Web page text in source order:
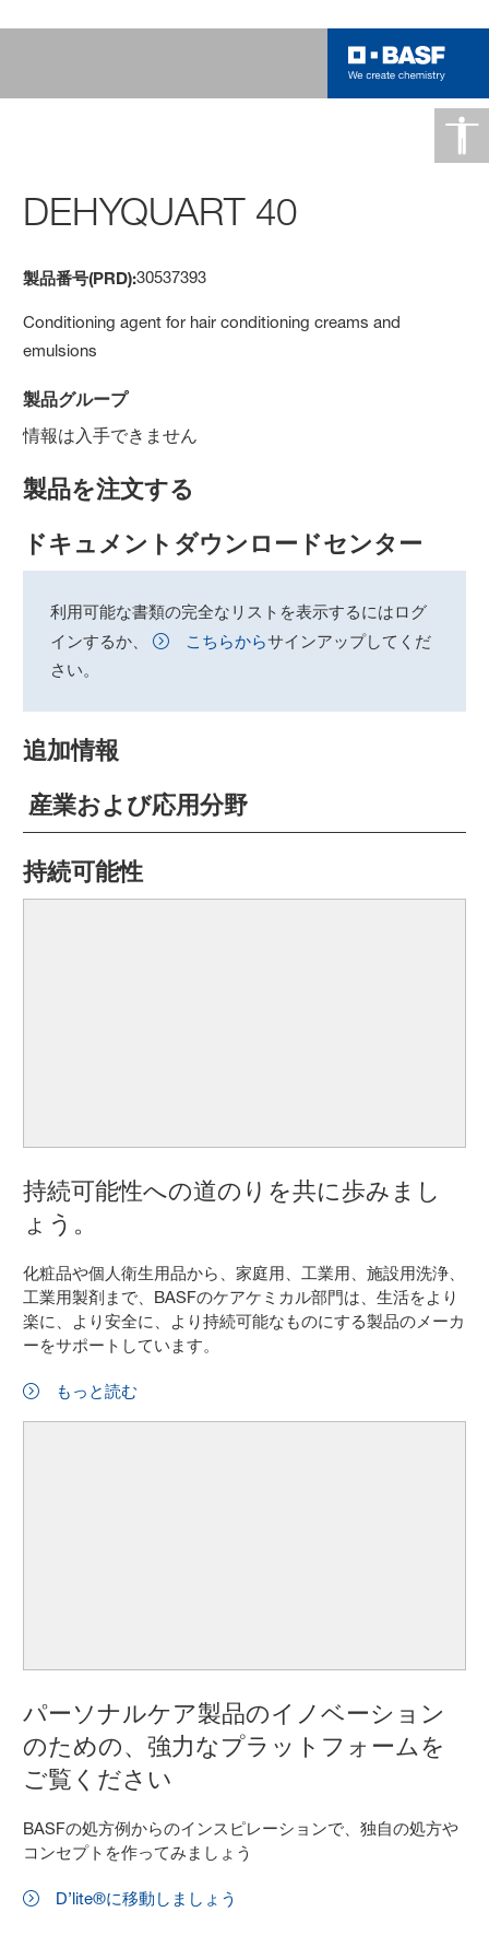
DEHYQUART 40
製品番号(PRD):30537393
Conditioning agent for hair conditioning creams and
emulsions
製品グループ
情報は入手できません
製品を注文する
ドキュメントダウンロードセンター
利用可能な書類の完全なリストを表示するにはログ
インするか、
こちらからサインアップしてくだ
さい。
追加情報
産業および応用分野
持続可能性
持続可能性への道のりを共に歩みまし
ょう。
化粧品や個人衛生用品から、家庭用、工業用、施設用洗浄、
工業用製剤まで、BASFのケアケミカル部門は、生活をより
楽に、より安全に、より持続可能なものにする製品のメーカ
ーをサポートしています。
もっと読む
パーソナルケア製品のイノベーション
のための、強力なプラットフォームを
ご覧ください
BASFの処方例からのインスピレーションで、独自の処方や
コンセプトを作ってみましょう
D’lite®に移動しましょう